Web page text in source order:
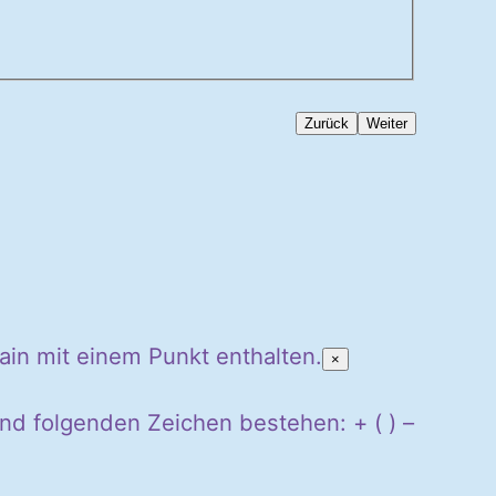
Zurück Weiter
mit einem Punkt enthalten. ×
folgenden Zeichen bestehen: + ( ) –